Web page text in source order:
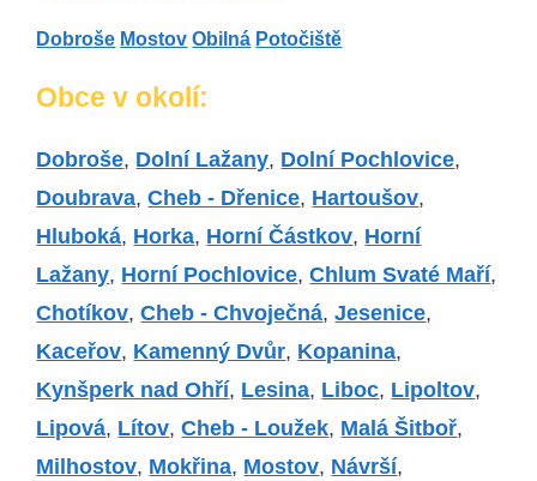
Dobroše Mostov Obilná Potočiště
Obce v okolí:
Dobroše, Dolní Lažany, Dolní Pochlovice,
Doubrava,Cheb - Dřenice, Hartoušov,
Hluboká, Horka, Horní Částkov, Horní
Lažany, Horní Pochlovice,Chlum Svaté Maří,
Chotíkov,Cheb - Chvoječná,Jesenice,
Kaceřov, Kamenný Dvůr, Kopanina,
Kynšperk nad Ohří, Lesina, Liboc, Lipoltov,
Lipová, Lítov,Cheb - Loužek, Malá Šitboř,
Milhostov, Mokřina, Mostov, Návrší,